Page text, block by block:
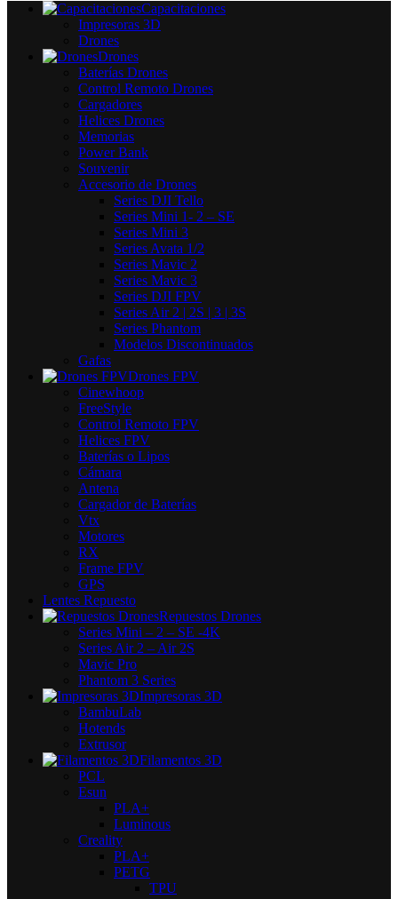
Capacitaciones
Impresoras 3D
Drones
Drones
Baterías Drones
Control Remoto Drones
Cargadores
Helices Drones
Memorias
Power Bank
Souvenir
Accesorio de Drones
Series DJI Tello
Series Mini 1- 2 – SE
Series Mini 3
Series Avata 1/2
Series Mavic 2
Series Mavic 3
Series DJI FPV
Series Air 2 | 2S | 3 | 3S
Series Phantom
Modelos Discontinuados
Gafas
Drones FPV
Cinewhoop
FreeStyle
Control Remoto FPV
Helices FPV
Baterías o Lipos
Cámara
Antena
Cargador de Baterías
Vtx
Motores
RX
Frame FPV
GPS
Lentes Repuesto
Repuestos Drones
Series Mini – 2 – SE -4K
Series Air 2 – Air 2S
Mavic Pro
Phantom 3 Series
Impresoras 3D
BambuLab
Hotends
Extrusor
Filamentos 3D
PCL
Esun
PLA+
Luminous
Creality
PLA+
PETG
TPU